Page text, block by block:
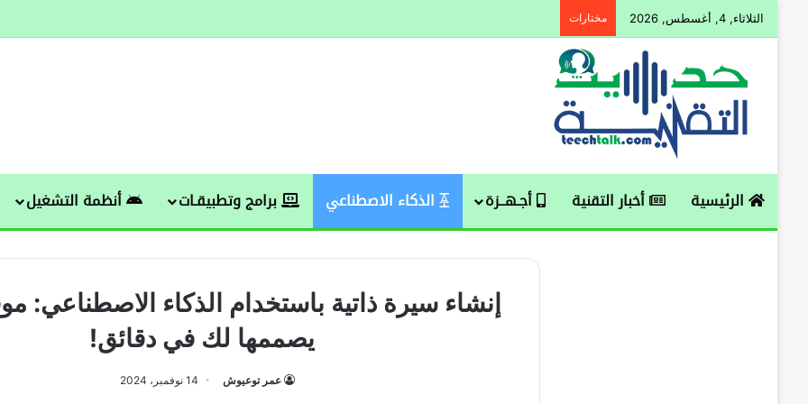
الثلاثاء, 4, أغسطس, 2026 مختارات
الرئيسية أخبار التقنية أجـهــزة الذكاء الاصطناعي برامج وتطبيقـات أنظمة التشغيل
إنشاء سيرة ذاتية باستخدام الذكاء الاصطناعي:
يصممها لك في دقائق!
عمر توعيوش 14 نوفمبر، 2024